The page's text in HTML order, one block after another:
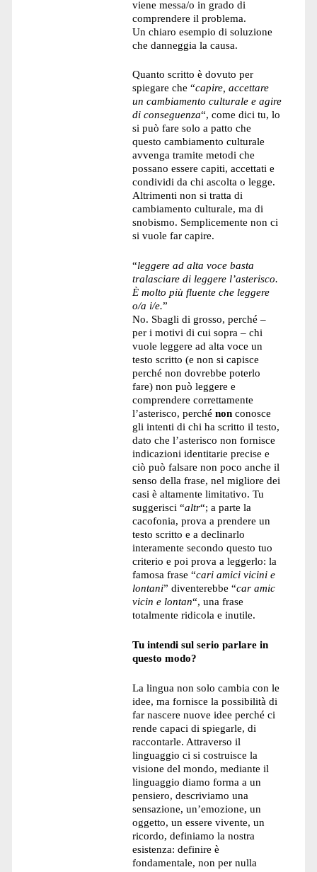
viene messa/o in grado di
comprendere il problema.
Un chiaro esempio di soluzione
che danneggia la causa.
Quanto scritto è dovuto per
spiegare che “capire, accettare
un cambiamento culturale e agire
di conseguenza“, come dici tu, lo
si può fare solo a patto che
questo cambiamento culturale
avvenga tramite metodi che
possano essere capiti, accettati e
condividi da chi ascolta o legge.
Altrimenti non si tratta di
cambiamento culturale, ma di
snobismo. Semplicemente non ci
si vuole far capire.
“leggere ad alta voce basta
tralasciare di leggere l’asterisco.
È molto più fluente che leggere
o/a i/e.”
No. Sbagli di grosso, perché –
per i motivi di cui sopra – chi
vuole leggere ad alta voce un
testo scritto (e non si capisce
perché non dovrebbe poterlo
fare) non può leggere e
comprendere correttamente
l’asterisco, perché nonconosce
gli intenti di chi ha scritto il testo,
dato che l’asterisco non fornisce
indicazioni identitarie precise e
ciò può falsare non poco anche il
senso della frase, nel migliore dei
casi è altamente limitativo. Tu
suggerisci “altr“; a parte la
cacofonia, prova a prendere un
testo scritto e a declinarlo
interamente secondo questo tuo
criterio e poi prova a leggerlo: la
famosa frase “cari amici vicini e
lontani” diventerebbe “car amic
vicin e lontan“, una frase
totalmente ridicola e inutile.
Tu intendi sul serio parlare in
questo modo?
La lingua non solo cambia con le
idee, ma fornisce la possibilità di
far nascere nuove idee perché ci
rende capaci di spiegarle, di
raccontarle. Attraverso il
linguaggio ci si costruisce la
visione del mondo, mediante il
linguaggio diamo forma a un
pensiero, descriviamo una
sensazione, un’emozione, un
oggetto, un essere vivente, un
ricordo, definiamo la nostra
esistenza: definire è
fondamentale, non per nulla